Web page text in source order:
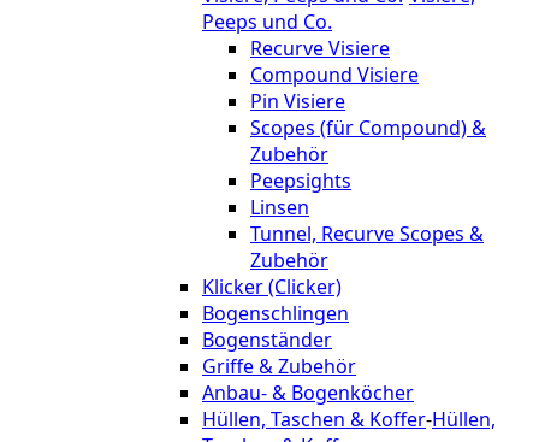
Peeps und Co.
Recurve Visiere
Compound Visiere
Pin Visiere
Scopes (für Compound) &
Zubehör
Peepsights
Linsen
Tunnel, Recurve Scopes &
Zubehör
Klicker (Clicker)
Bogenschlingen
Bogenständer
Griffe & Zubehör
Anbau- & Bogenköcher
Hüllen, Taschen & Koffer-Hüllen,